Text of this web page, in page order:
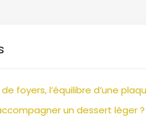
foyers, l’équilibre d’une
un dessert léger ?